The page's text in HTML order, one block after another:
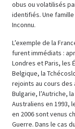
obus ou volatilisés
identifiés. Une
Inconnu.
L’exemple de la
furent immédiats :
Londres et Paris, les
Belgique, la
rejoints au cours des
Bulgarie, l’Autriche,
Australiens en 1993,
en 2006 sont venus
Guerre. Dans le cas